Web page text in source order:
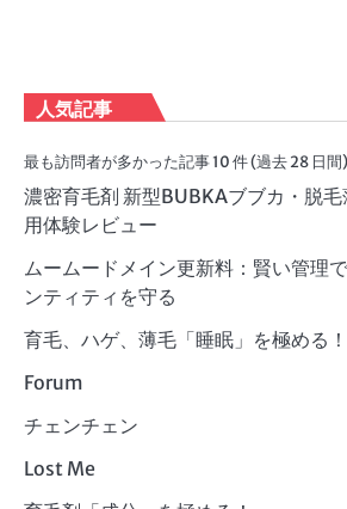
人気記事
最も訪問者が多かった記事 10 件 (過去 28 日間)
濃密育毛剤 新型BUBKAブブカ・脱
用体験レビュー
ムームードメイン更新料：賢い管理
ンティティを守る
育毛、ハゲ、薄毛「睡眠」を極める！
Forum
チェンチェン
Lost Me